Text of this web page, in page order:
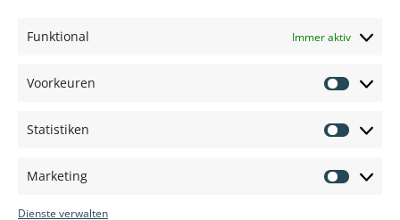
Funktional Immer aktiv
Voorkeuren
Statistiken
Marketing
Dienste verwalten
VEDOSIGN MIT FREUNDEN TEILEN